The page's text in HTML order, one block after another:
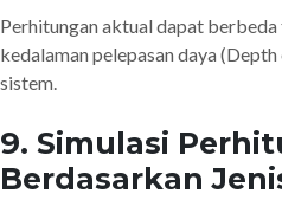
Perhitungan aktual dapat
kedalaman pelepasan daya
sistem.
9. Simulasi
Berdasarkan